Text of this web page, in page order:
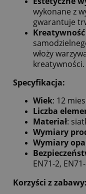
wykonane z
gwarantuje
Kreatywność
włoży
kreatywności.
Specyfikacja:
Wiek: 12
Liczba
Materiał:
Wymiary
Wymiary
EN71-2,
Korzyści z zabawy: